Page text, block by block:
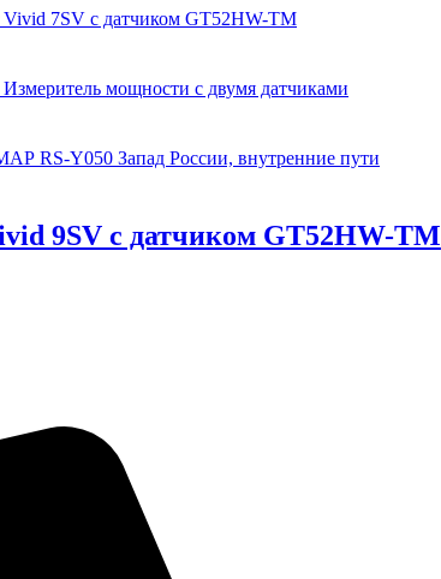
Vivid 7SV с датчиком GT52HW-TM
мощности с двумя датчиками
RS-Y050 Запад России, внутренние пути
9SV с датчиком GT52HW-TM